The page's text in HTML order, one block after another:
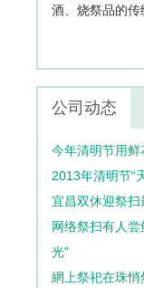
酒、烧祭品的传
公司动态
今年清明节用
2013年清明节“
宜昌双休迎祭扫
网络祭扫有人
光"
網上祭祀在珠悄